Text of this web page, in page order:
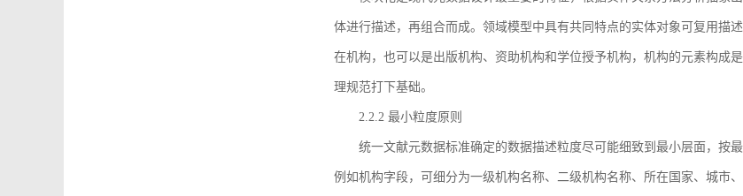
体进行描述，再组合而成。领域模型中具有共同特点的实体对象可复用描
在机构，也可以是出版机构、资助机构和学位授予机构，机构的元素构成
理规范打下基础。
2.2.2 最小粒度原则
统一文献元数据标准确定的数据描述粒度尽可能细致到最小层面，按
例如机构字段，可细分为一级机构名称、二级机构名称、所在国家、城市